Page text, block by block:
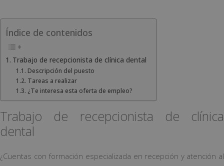
Índice de contenidos
Trabajo de recepcionista de clínica dental
Descripción del puesto
Tareas a realizar
¿Te interesa esta oferta de empleo?
Trabajo de recepcionista de clínica
dental
¿Cuentas con formación especializada en recepción y atención al